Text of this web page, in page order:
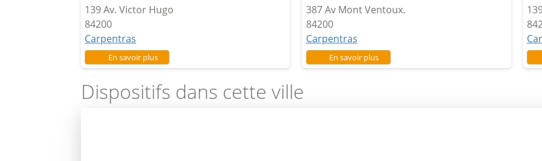
139 Av. Victor Hugo
84200
Carpentras
En savoir plussur Lycée Victor Hugo
387 Av Mont Ventoux.
84200
Carpentras
En savoir plussur Lycée H. Fabre
Dispositifs dans cette ville